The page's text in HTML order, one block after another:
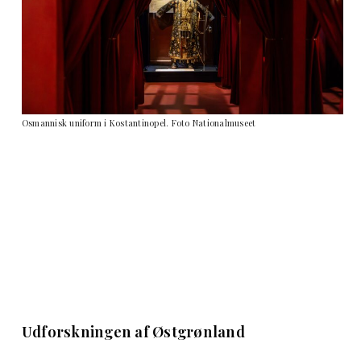
Osmannisk uniform i Kostantinopel. Foto Nationalmuseet
Udforskningen af Østgrønland